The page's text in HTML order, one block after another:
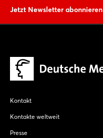
Jetzt Newsletter abonnieren
Kontakt
Kontakte weltweit
Presse